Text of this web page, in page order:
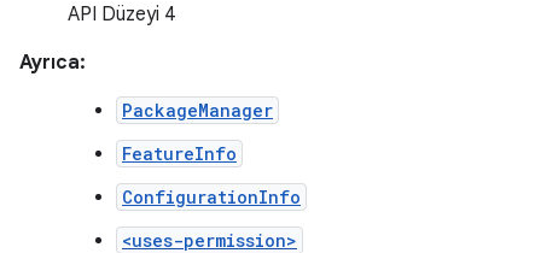
API Düzeyi 4
Ayrıca:
PackageManager
FeatureInfo
ConfigurationInfo
<uses-permission>